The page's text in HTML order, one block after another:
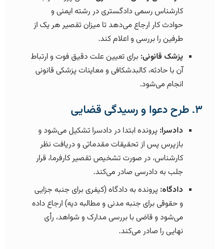
کارشناس رسمی دادگستری در رشته ایمنی و
حوادث کار ارجاع می‌دهد تا میزان تقصیر هر یک از
طرفین را بررسی و اعلام کند.
پزشک قانونی: برای تعیین علت دقیق فوت و ارتباط
آن با حادثه، کالبدشکافی و معاینات پزشکی قانونی
انجام می‌شود.
۳. طرح دعوا و رسیدگی قضایی
دادسرا: پرونده ابتدا در دادسرا تشکیل می‌شود و
بازپرس پس از تحقیقات مقدماتی و دریافت نظر
کارشناس، در صورت تشخیص تقصیر کارفرما، قرار
جلب به دادرسی صادر می‌کند.
دادگاه: پرونده به دادگاه (کیفری برای جنبه جزایی
و حقوقی برای جنبه مدنی و مطالبه دیه) ارجاع داده
می‌شود و قاضی با بررسی مدارک و شواهد، رأی
نهایی را صادر می‌کند.